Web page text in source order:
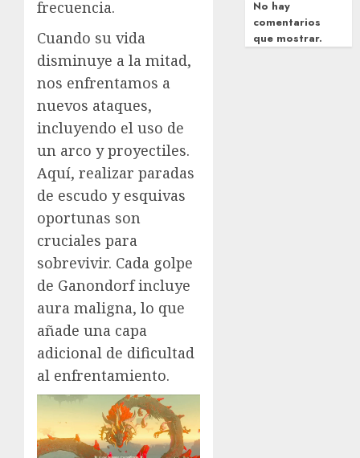
frecuencia.
Cuando su vida
disminuye a la mitad,
nos enfrentamos a
nuevos ataques,
incluyendo el uso de
un arco y proyectiles.
Aquí, realizar paradas
de escudo y esquivas
oportunas son
cruciales para
sobrevivir. Cada golpe
de Ganondorf incluye
aura maligna, lo que
añade una capa
adicional de dificultad
al enfrentamiento.
No hay
comentarios
que mostrar.